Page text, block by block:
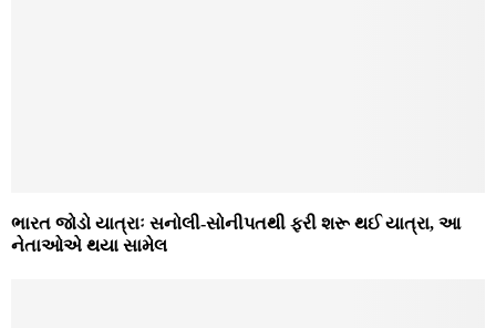
ભારત જોડો યાત્રાઃ સનોલી-સોનીપતથી ફરી શરૂ થઈ યાત્રા, આ
નેતાઓએ થયા સામેલ